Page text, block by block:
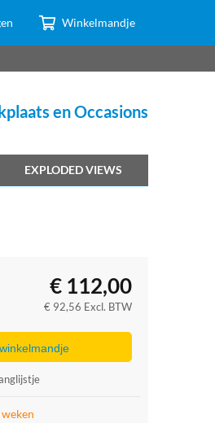
Winkelmandje
en Occasions
EXPLODED VIEWS
€ 112,00
€ 92,56 Excl. BTW